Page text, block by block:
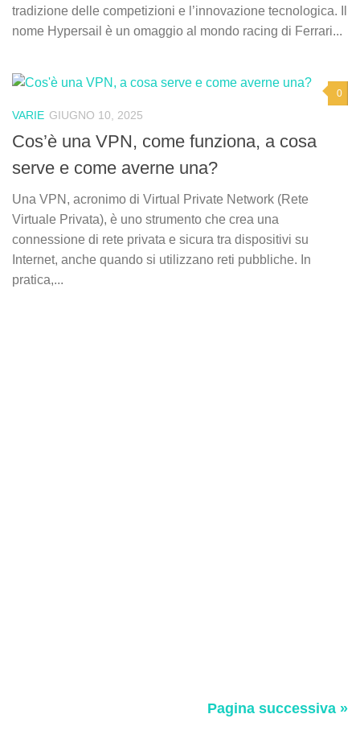
tradizione delle competizioni e l’innovazione tecnologica. Il
nome Hypersail è un omaggio al mondo racing di Ferrari...
0
VARIE GIUGNO 10, 2025
Cos’è una VPN, come funziona, a cosa
serve e come averne una?
Una VPN, acronimo di Virtual Private Network (Rete
Virtuale Privata), è uno strumento che crea una
connessione di rete privata e sicura tra dispositivi su
Internet, anche quando si utilizzano reti pubbliche. In
pratica,...
Pagina successiva »